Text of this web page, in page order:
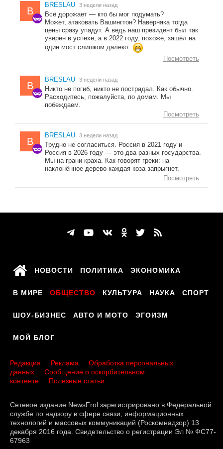
B
BRESLAU 3 недели назад
Всё дорожает — кто бы мог подумать?
Может, атаковать Вашингтон? Наверняка тогда
цены сразу упадут. А ведь наш президент был так
уверен в успехе, а в 2022 году, похоже, зашёл на
один мост слишком далеко.
...
Посмотреть
B
BRESLAU 3 недели назад
Никто не погиб, никто не пострадал. Как обычно.
Расходитесь, пожалуйста, по домам. Мы
побеждаем.
Посмотреть
B
BRESLAU 3 недели назад
Трудно не согласиться. Россия в 2021 году и
Россия в 2026 году — это два разных государства.
Мы на грани краха. Как говорят греки: на
наклонённое дерево каждая коза запрыгнет.
Посмотреть
НОВОСТИ ПОЛИТИКА ЭКОНОМИКА
В МИРЕ ОБЩЕСТВО КУЛЬТУРА НАУКА СПОРТ
ШОУ-БИЗНЕС АВТО И МОТО ЭГОИЗМ
МОЙ БЛОГ
Редакция Реклама
Обработка персональных
данных
Сообщение о оскорбительном
контенте
Полезные статьи
Сетевое издание NewsFrol зарегистрировано в Федеральной
службе по надзору в сфере связи, информационных
технологий и массовых коммуникаций (Роскомнадзор) 13
декабря 2016 года. Свидетельство о регистрации Эл № ФС77-
67963